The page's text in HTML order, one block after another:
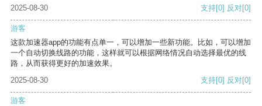
2025-08-30 支持[0] 反对[0]
游客
这款加速器app的功能有点单一，可以增加一些新功能。比如，可以增加
一个自动切换线路的功能，这样就可以根据网络情况自动选择最优的线
路，从而获得更好的加速效果。
2025-08-30
支持[0] 反对[0]
游客